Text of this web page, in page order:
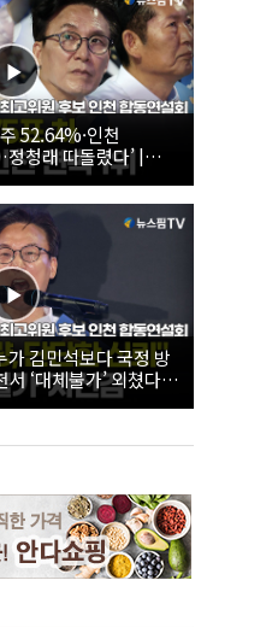
52.64%·인천
청래 따돌렸다’ |
당대표·최고위원 후
김민석보다 국정 방
‘대체불가’ 외쳤다 |
당대표·최고위원 후